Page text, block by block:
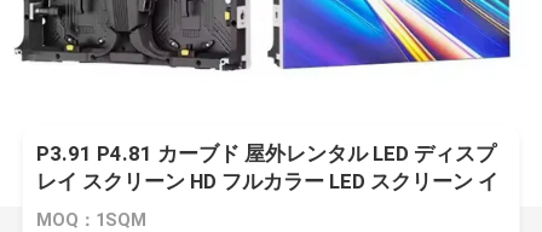
P3.91 P4.81 カーブド 屋外レンタル LED ディスプ
レイ スクリーン HD フルカラー LED スクリーン イ
ベント LED スクリーン
MOQ：1SQM